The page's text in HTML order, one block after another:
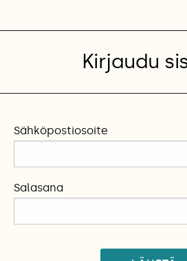
Kirjaudu
Sähköpostiosoite
Salasana